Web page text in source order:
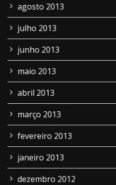
agosto 2013
julho 2013
junho 2013
maio 2013
abril 2013
março 2013
fevereiro 2013
janeiro 2013
dezembro 2012